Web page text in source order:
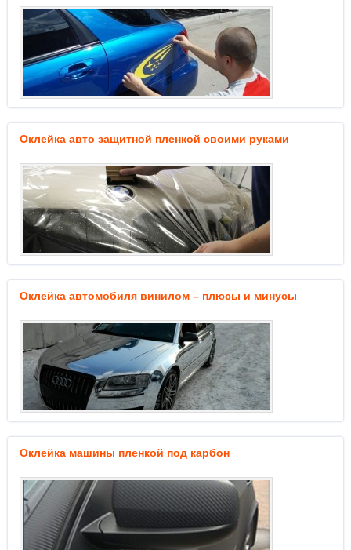
Оклейка авто защитной пленкой своими руками
Оклейка автомобиля винилом – плюсы и минусы
Оклейка машины пленкой под карбон